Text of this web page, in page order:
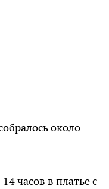
около
часов в платье с